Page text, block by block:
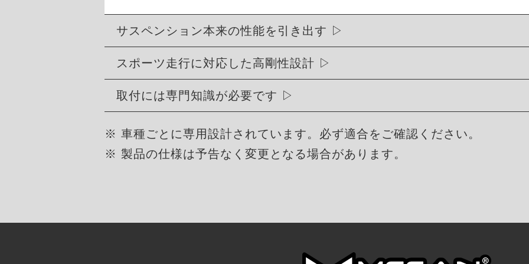
サスペンション本来の性能を引き出す
スポーツ走行に対応した高剛性設計
取付には専門知識が必要です
※ 車種ごとに専用設計されています。必ず適合をご確認ください。
※ 製品の仕様は予告なく変更となる場合があります。